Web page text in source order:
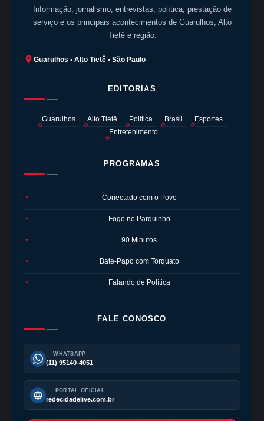
Informação, jornalismo, entrevistas, política, prestação de
serviço e os principais acontecimentos de Guarulhos, Alto
Tietê e região.
Guarulhos • Alto Tietê • São Paulo
EDITORIAS
Guarulhos Alto Tietê Política Brasil
Esportes
Entretenimento
PROGRAMAS
● Conectado com o Povo
● Fogo no Parquinho
● 90 Minutos
● Bate-Papo com Torquato
● Falando de Política
FALE CONOSCO
WHATSAPP
(11) 95140-4051
PORTAL OFICIAL
redecidadelive.com.br